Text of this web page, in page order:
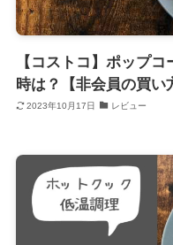
【コストコ】ポップ
時は？【非会員の買い
2023年10月17日 レビュー